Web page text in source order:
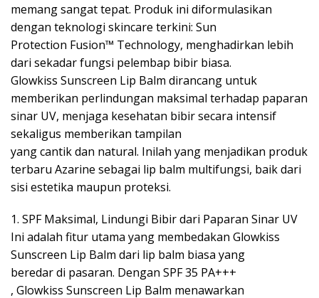
memang sangat tepat. Produk ini diformulasikan
dengan teknologi skincare terkini: Sun
Protection Fusion™ Technology, menghadirkan lebih
dari sekadar fungsi pelembap bibir biasa.
Glowkiss Sunscreen Lip Balm dirancang untuk
memberikan perlindungan maksimal terhadap paparan
sinar UV, menjaga kesehatan bibir secara intensif
sekaligus memberikan tampilan
yang cantik dan natural. Inilah yang menjadikan produk
terbaru Azarine sebagai lip balm multifungsi, baik dari
sisi estetika maupun proteksi.
1. SPF Maksimal, Lindungi Bibir dari Paparan Sinar UV
Ini adalah fitur utama yang membedakan Glowkiss
Sunscreen Lip Balm dari lip balm biasa yang
beredar di pasaran. Dengan SPF 35 PA+++
, Glowkiss Sunscreen Lip Balm menawarkan